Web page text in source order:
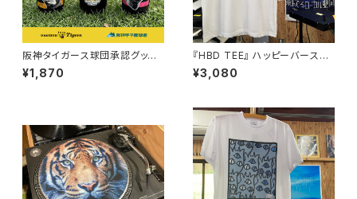
阪神タイガース球団承認グッズ
『スタジアムカップスリーブ 甲子
園球場』 STADIUM CUP SLE
¥1,870
『HBD TEE』 ハッピーバースデ
ー！お誕生日プレゼントに♪
¥3,080